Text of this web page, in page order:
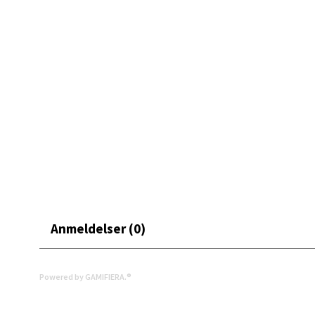
Anmeldelser (0)
Powered by GAMIFIERA.®